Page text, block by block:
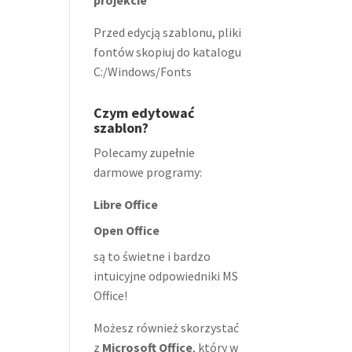
Przed edycją szablonu, pliki
fontów skopiuj do katalogu
C:/Windows/Fonts
Czym edytować
szablon?
Polecamy zupełnie
darmowe programy:
Libre Office
Open Office
są to świetne i bardzo
intuicyjne odpowiedniki MS
Office!
Możesz również skorzystać
z Microsoft Office, który w